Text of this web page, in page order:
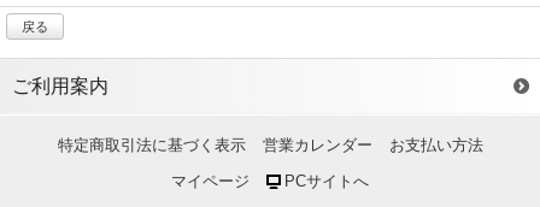
戻る
ご利用案内
特定商取引法に基づく表示 営業カレンダー
お支払い方法
マイページ
PCサイトへ